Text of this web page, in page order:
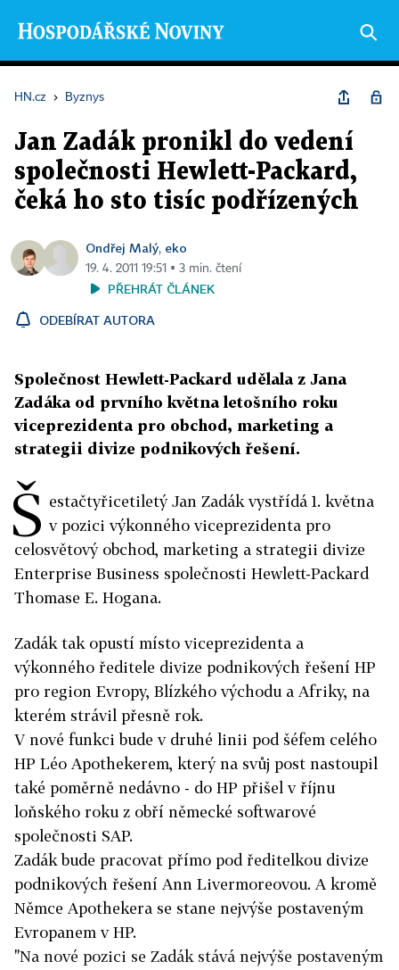
HN.cz › Byznys
Jan Zadák pronikl do vedení
společnosti Hewlett-Packard,
čeká ho sto tisíc podřízených
Ondřej Malý, eko
19. 4. 2011 19:51 ▪ 3 min. čtení
PŘEHRÁT ČLÁNEK
ODEBÍRAT AUTORA
Společnost Hewlett-Packard udělala z Jana
Zadáka od prvního května letošního roku
viceprezidenta pro obchod, marketing a
strategii divize podnikových řešení.
Š estačtyřicetiletý Jan Zadák vystřídá 1. května
v pozici výkonného viceprezidenta pro
celosvětový obchod, marketing a strategii divize
Enterprise Business společnosti Hewlett-Packard
Thomase E. Hogana.
Zadák tak opustí místo viceprezidenta a
výkonného ředitele divize podnikových řešení HP
pro region Evropy, Blízkého východu a Afriky, na
kterém strávil přesně rok.
V nové funkci bude v druhé linii pod šéfem celého
HP Léo Apothekerem, který na svůj post nastoupil
také poměrně nedávno - do HP přišel v říjnu
loňského roku z obří německé softwarové
společnosti SAP.
Zadák bude pracovat přímo pod ředitelkou divize
podnikových řešení Ann Livermoreovou. A kromě
Němce Apothekera se stane nejvýše postaveným
Evropanem v HP.
"Na nové pozici se Zadák stává nejvýše postaveným